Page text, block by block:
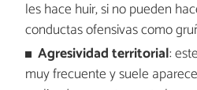
les hace huir, si no pueden
conductas ofensivas como
Agresividad territorial:
muy frecuente y suele